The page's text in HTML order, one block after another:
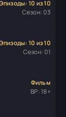
10 из 10
Сезон: 03
10 из 10
Сезон: 01
Фильм
ВР: 18+